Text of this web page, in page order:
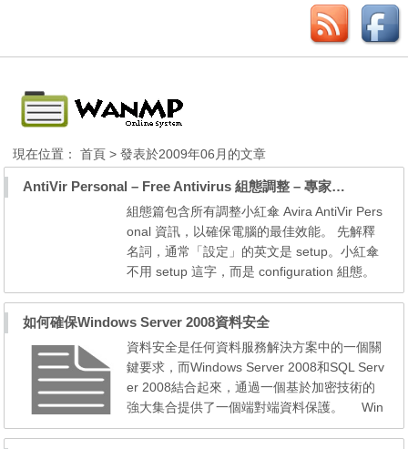
現在位置：首頁 > 發表於2009年06月的文章
AntiVir Personal – Free Antivirus 組態調整 – 專家模式
組態篇包含所有調整小紅傘 Avira AntiVir Pers
onal 資訊，以確保電腦的最佳效能。 先解釋
名詞，通常「設定」的英文是 setup。小紅傘
不用 setup 這字，而是 configuration 組態。
Overview‧程式組態總覽 先瀏覽組態有哪些設
定的功能：Scanner 掃毒 指定掃描的設定 (Sc
an) 病毒檔案的處置 (Action for concerning fil
es) 掃描壓縮檔的設定 (Archives) 指定掃毒的
例外 (Exceptions) 預警式防禦...
如何確保Windows Server 2008資料安全
資料安全是任何資料服務解決方案中的一個關
鍵要求，而Windows Server 2008和SQL Serv
er 2008結合起來，通過一個基於加密技術的
強大集合提供了一個端對端資料保護。 Win
dows Server 2008依靠內置的IP安全(IPSec)